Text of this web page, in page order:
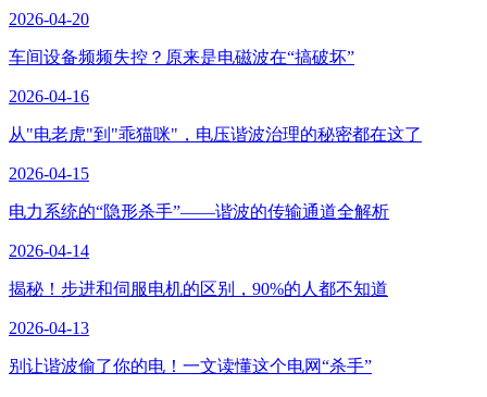
2026-04-20
车间设备频频失控？原来是电磁波在“搞破坏”
2026-04-16
从"电老虎"到"乖猫咪"，电压谐波治理的秘密都在这了
2026-04-15
电力系统的“隐形杀手”——谐波的传输通道全解析
2026-04-14
揭秘！步进和伺服电机的区别，90%的人都不知道
2026-04-13
别让谐波偷了你的电！一文读懂这个电网“杀手”